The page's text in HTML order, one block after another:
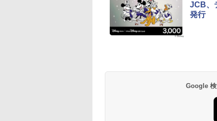
10,450円～
7,950円～
JCB、
発行
Google 検